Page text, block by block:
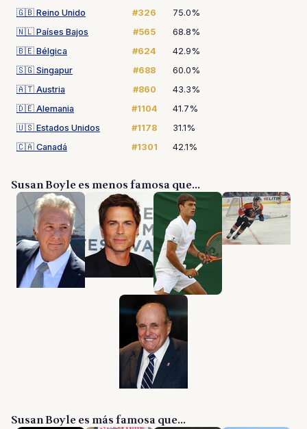
🇬🇧 Reino Unido #326
75.0%
🇳🇱 Países Bajos #565
68.8%
🇧🇪 Bélgica #624
42.9%
🇸🇬 Singapur #688
60.0%
🇦🇹 Austria #860
43.3%
🇩🇪 Alemania #1104
41.7%
🇺🇸 Estados Unidos #1178
31.1%
🇨🇦 Canadá #1301 42.1%
Susan Boyle es menos famosa que...
Susan Boyle es más famosa que...